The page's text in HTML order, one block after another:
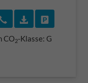
vereinbaren
Wir rufen Sie an
CO2-Klasse: G